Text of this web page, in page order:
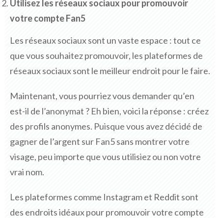
Utilisez les réseaux sociaux pour promouvoir
votre compte Fan5
Les réseaux sociaux sont un vaste espace : tout ce
que vous souhaitez promouvoir, les plateformes de
réseaux sociaux sont le meilleur endroit pour le faire.
Maintenant, vous pourriez vous demander qu’en
est-il de l’anonymat ? Eh bien, voici la réponse : créez
des profils anonymes. Puisque vous avez décidé de
gagner de l’argent sur Fan5 sans montrer votre
visage, peu importe que vous utilisiez ou non votre
vrai nom.
Les plateformes comme Instagram et Reddit sont
des endroits idéaux pour promouvoir votre compte